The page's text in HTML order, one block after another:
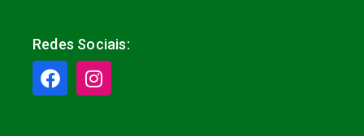
Redes Sociais: